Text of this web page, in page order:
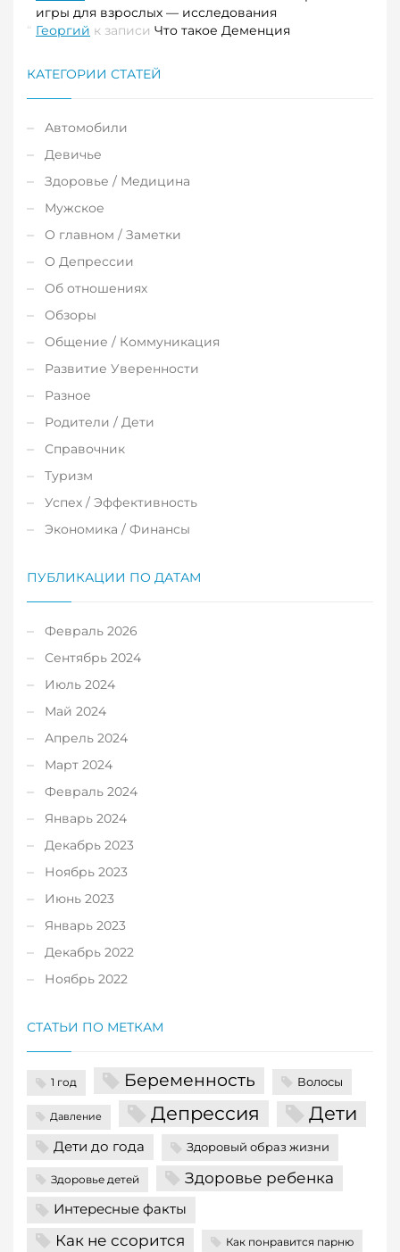
игры для взрослых — исследования
Георгий к записи Что такое Деменция
КАТЕГОРИИ СТАТЕЙ
Автомобили
Девичье
Здоровье / Медицина
Мужское
О главном / Заметки
О Депрессии
Об отношениях
Обзоры
Общение / Коммуникация
Развитие Уверенности
Разное
Родители / Дети
Справочник
Туризм
Успех / Эффективность
Экономика / Финансы
ПУБЛИКАЦИИ ПО ДАТАМ
Февраль 2026
Сентябрь 2024
Июль 2024
Май 2024
Апрель 2024
Март 2024
Февраль 2024
Январь 2024
Декабрь 2023
Ноябрь 2023
Июнь 2023
Январь 2023
Декабрь 2022
Ноябрь 2022
СТАТЬИ ПО МЕТКАМ
1 год Беременность Волосы
Давление Депрессия Дети
Дети до года Здоровый образ жизни
Здоровье детей Здоровье ребенка
Интересные факты
Как не ссорится Как понравится парню